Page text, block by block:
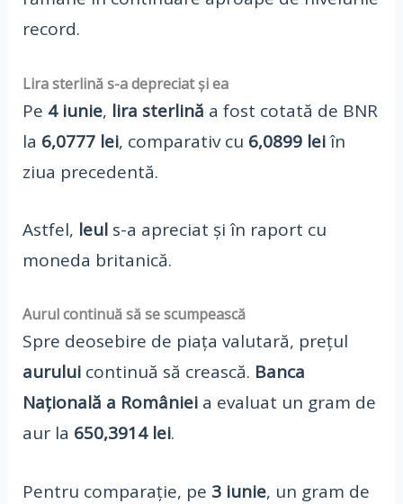
record.
Lira sterlină s-a depreciat și ea
Pe 4 iunie, lira sterlină a fost cotată de BNR
la 6,0777 lei, comparativ cu 6,0899 leiîn
ziua precedentă.
Astfel, leuls-a apreciat și în raport cu
moneda britanică.
Aurul continuă să se scumpească
Spre deosebire de piața valutară, prețul
auruluicontinuă să crească. Banca
Națională a Românieia evaluat un gram de
aur la 650,3914 lei.
Pentru comparație, pe 3 iunie, un gram de